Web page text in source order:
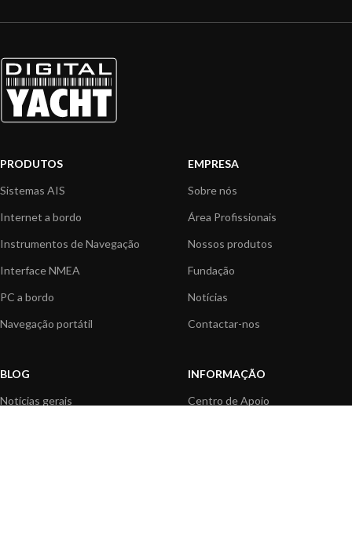
PRODUTOS
Sistemas AIS
Internet a bordo
Instrumentos de Navegação
Interface NMEA
PC a bordo
Navegação portátil
EMPRESA
Sobre nós
Área Profissionais
Nossos produtos
Fundação
Notícias
Contactar-nos
BLOG
Notícias gerais
INFORMAÇÃO
Centro de Apoio